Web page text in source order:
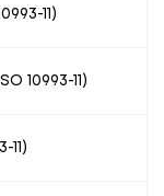
11)
10993-11)
11)